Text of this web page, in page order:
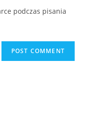
podczas pisania